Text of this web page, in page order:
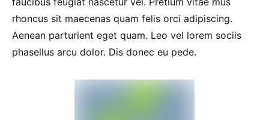
rhoncus sit maecenas quam felis orci adipiscing.
Aenean parturient eget quam. Leo vel lorem sociis
phasellus arcu dolor. Dis donec eu pede.